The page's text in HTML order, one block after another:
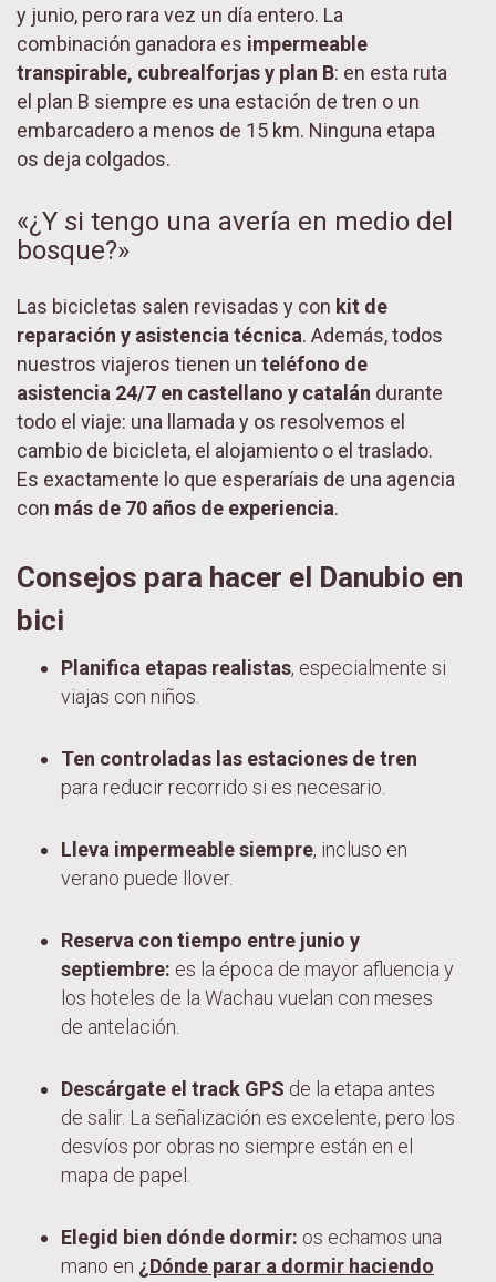
y junio, pero rara vez un día entero. La
combinación ganadora es impermeable
transpirable, cubrealforjas y plan B: en esta ruta
el plan B siempre es una estación de tren o un
embarcadero a menos de 15 km. Ninguna etapa
os deja colgados.
«¿Y si tengo una avería en medio del
bosque?»
Las bicicletas salen revisadas y con kit de
reparación y asistencia técnica. Además, todos
nuestros viajeros tienen un teléfono de
asistencia 24/7 en castellano y catalán durante
todo el viaje: una llamada y os resolvemos el
cambio de bicicleta, el alojamiento o el traslado.
Es exactamente lo que esperaríais de una agencia
con más de 70 años de experiencia.
Consejos para hacer el Danubio en
bici
Planifica etapas realistas, especialmente si
viajas con niños.
Ten controladas las estaciones de tren
para reducir recorrido si es necesario.
Lleva impermeable siempre, incluso en
verano puede llover.
Reserva con tiempo entre junio y
septiembre: es la época de mayor afluencia y
los hoteles de la Wachau vuelan con meses
de antelación.
Descárgate el track GPS de la etapa antes
de salir. La señalización es excelente, pero los
desvíos por obras no siempre están en el
mapa de papel.
Elegid bien dónde dormir: os echamos una
mano en ¿Dónde parar a dormir haciendo